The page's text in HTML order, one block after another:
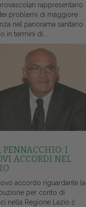
rappresentano
problemi di maggiore
nel panorama sanitario
in termini di...
PENNACCHIO: I
ACCORDI NEL
accordo riguardante la
per conto di
nella Regione Lazio č